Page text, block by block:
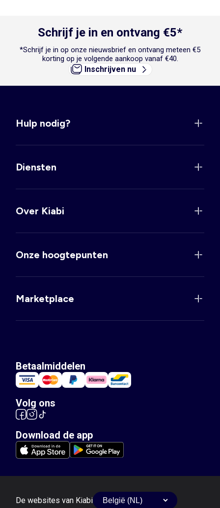
Schrijf je in en ontvang €5*
*Schrijf je in op onze nieuwsbrief en ontvang meteen €5
korting op je volgende aankoop vanaf €40.
Inschrijven nu
Hulp nodig?
Diensten
Over Kiabi
Onze hoogtepunten
Marketplace
Betaalmiddelen
Volg ons
Download de app
De websites van Kiabi